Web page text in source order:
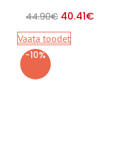
44.90€ 40.41€
Vaata toodet
-10%